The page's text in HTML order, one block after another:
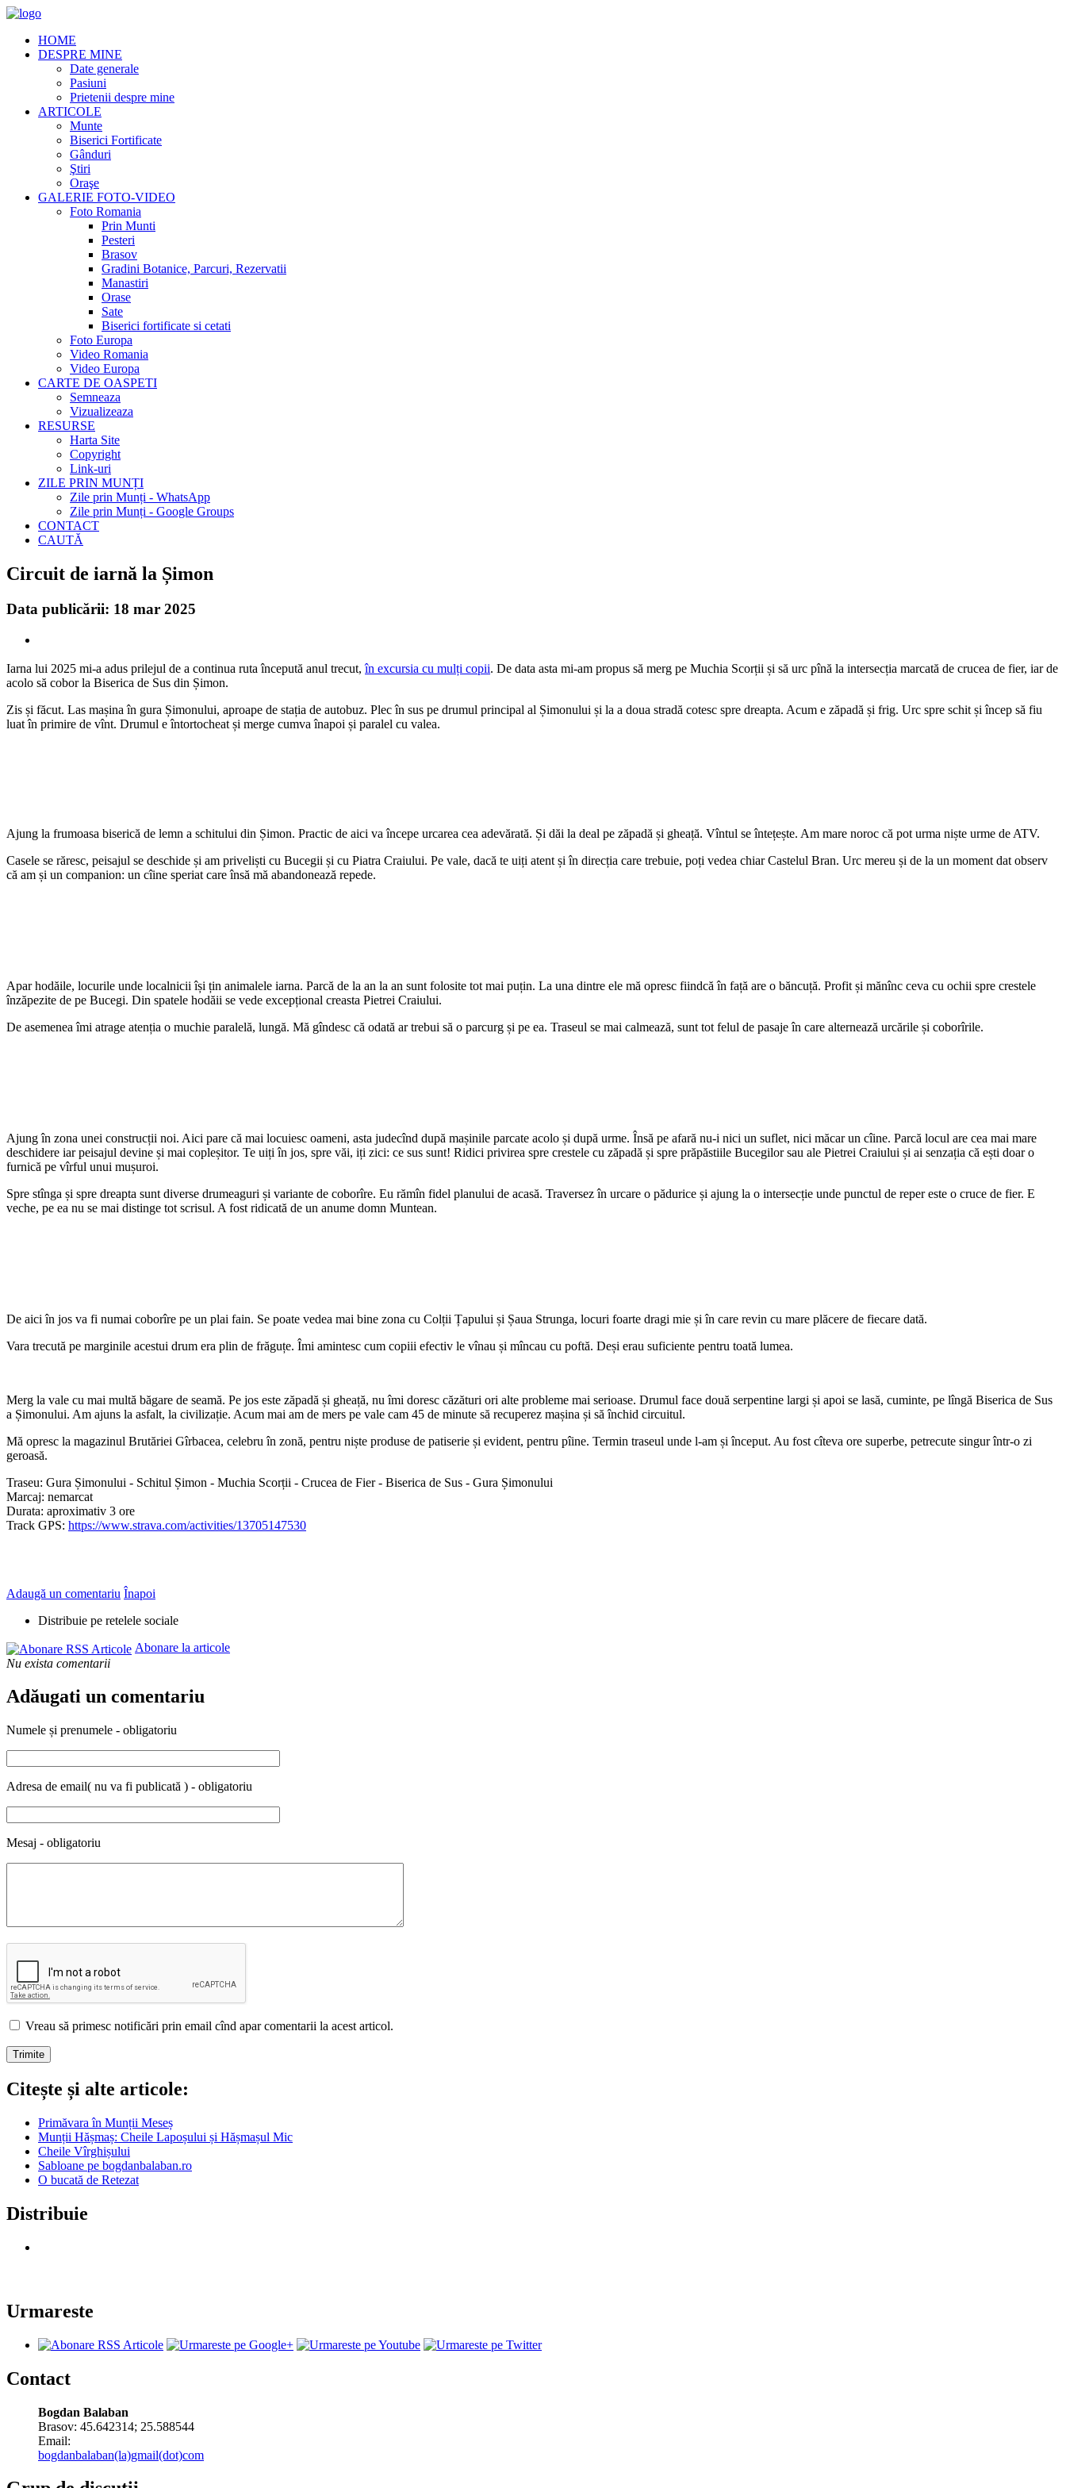
HOME
DESPRE MINE
Date generale
Pasiuni
Prietenii despre mine
ARTICOLE
Munte
Biserici Fortificate
Gânduri
Ştiri
Oraşe
GALERIE FOTO-VIDEO
Foto Romania
Prin Munti
Pesteri
Brasov
Gradini Botanice, Parcuri, Rezervatii
Manastiri
Orase
Sate
Biserici fortificate si cetati
Foto Europa
Video Romania
Video Europa
CARTE DE OASPETI
Semneaza
Vizualizeaza
RESURSE
Harta Site
Copyright
Link-uri
ZILE PRIN MUNȚI
Zile prin Munți - WhatsApp
Zile prin Munți - Google Groups
CONTACT
CAUTĂ
Circuit de iarnă la Șimon
Data publicării: 18 mar 2025
Iarna lui 2025 mi-a adus prilejul de a continua ruta începută anul trecut,în excursia cu mulți copii. De data asta mi-am propus să merg pe Muchia Scorții și să urc pînă la intersecția marcată de crucea de fier, iar de
acolo să cobor la Biserica de Sus din Șimon.
Zis și făcut. Las mașina în gura Șimonului, aproape de stația de autobuz. Plec în sus pe drumul principal al Șimonului și la a doua stradă cotesc spre dreapta. Acum e zăpadă și frig. Urc spre schit și încep să fiu
luat în primire de vînt. Drumul e întortocheat și merge cumva înapoi și paralel cu valea.
Ajung la frumoasa biserică de lemn a schitului din Șimon. Practic de aici va începe urcarea cea adevărată. Și dăi la deal pe zăpadă și gheață. Vîntul se întețește. Am mare noroc că pot urma niște urme de ATV.
Casele se răresc, peisajul se deschide și am priveliști cu Bucegii și cu Piatra Craiului. Pe vale, dacă te uiți atent și în direcția care trebuie, poți vedea chiar Castelul Bran. Urc mereu și de la un moment dat observ
că am și un companion: un cîine speriat care însă mă abandonează repede.
Apar hodăile, locurile unde localnicii își țin animalele iarna. Parcă de la an la an sunt folosite tot mai puțin. La una dintre ele mă opresc fiindcă în față are o băncuță. Profit și mănînc ceva cu ochii spre crestele
înzăpezite de pe Bucegi. Din spatele hodăii se vede excepțional creasta Pietrei Craiului.
De asemenea îmi atrage atenția o muchie paralelă, lungă. Mă gîndesc că odată ar trebui să o parcurg și pe ea. Traseul se mai calmează, sunt tot felul de pasaje în care alternează urcările și coborîrile.
Ajung în zona unei construcții noi. Aici pare că mai locuiesc oameni, asta judecînd după mașinile parcate acolo și după urme. Însă pe afară nu-i nici un suflet, nici măcar un cîine. Parcă locul are cea mai mare
deschidere iar peisajul devine și mai copleșitor. Te uiți în jos, spre văi, iți zici: ce sus sunt! Ridici privirea spre crestele cu zăpadă și spre prăpăstiile Bucegilor sau ale Pietrei Craiului și ai senzația că ești doar o
furnică pe vîrful unui mușuroi.
Spre stînga și spre dreapta sunt diverse drumeaguri și variante de coborîre. Eu rămîn fidel planului de acasă. Traversez în urcare o pădurice și ajung la o intersecție unde punctul de reper este o cruce de fier. E
veche, pe ea nu se mai distinge tot scrisul. A fost ridicată de un anume domn Muntean.
De aici în jos va fi numai coborîre pe un plai fain. Se poate vedea mai bine zona cu Colții Țapului și Șaua Strunga, locuri foarte dragi mie și în care revin cu mare plăcere de fiecare dată.
Vara trecută pe marginile acestui drum era plin de frăguțe. Îmi amintesc cum copiii efectiv le vînau și mîncau cu poftă. Deși erau suficiente pentru toată lumea.
Merg la vale cu mai multă băgare de seamă. Pe jos este zăpadă și gheață, nu îmi doresc căzături ori alte probleme mai serioase. Drumul face două serpentine largi și apoi se lasă, cuminte, pe lîngă Biserica de Sus
a Șimonului. Am ajuns la asfalt, la civilizație. Acum mai am de mers pe vale cam 45 de minute să recuperez mașina și să închid circuitul.
Mă opresc la magazinul Brutăriei Gîrbacea, celebru în zonă, pentru niște produse de patiserie și evident, pentru pîine. Termin traseul unde l-am și început. Au fost cîteva ore superbe, petrecute singur într-o zi
geroasă.
Traseu: Gura Șimonului - Schitul Șimon - Muchia Scorții - Crucea de Fier - Biserica de Sus - Gura Șimonului
Marcaj: nemarcat
Durata: aproximativ 3 ore
Track GPS: https://www.strava.com/activities/13705147530
Adaugă un comentariu Înapoi
Distribuie pe retelele sociale
Abonare la articole
Nu exista comentarii
Adăugati un comentariu
Numele și prenumele - obligatoriu
Adresa de email( nu va fi publicată ) - obligatoriu
Mesaj - obligatoriu
Vreau să primesc notificări prin email cînd apar comentarii la acest articol.
Citește și alte articole:
Primăvara în Munții Meseș
Munții Hășmaș: Cheile Lapoșului și Hășmașul Mic
Cheile Vîrghișului
Sabloane pe bogdanbalaban.ro
O bucată de Retezat
Distribuie
Urmareste
Contact
Bogdan Balaban
Brasov: 45.642314; 25.588544
Email:
bogdanbalaban(la)gmail(dot)com